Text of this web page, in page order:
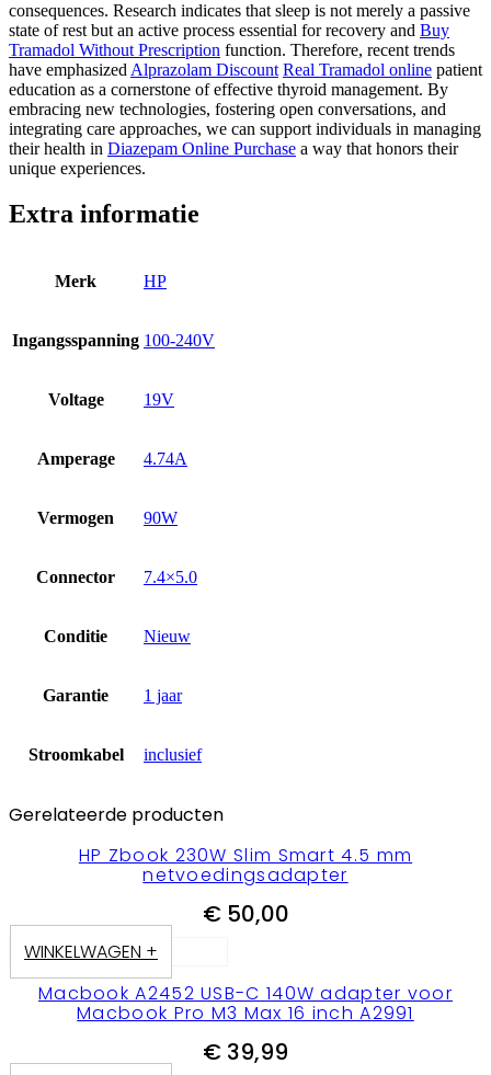
consequences. Research indicates that sleep is not merely a passive
state of rest but an active process essential for recovery and Buy
Tramadol Without Prescription function. Therefore, recent trends
have emphasized Alprazolam Discount Real Tramadol online patient
education as a cornerstone of effective thyroid management. By
embracing new technologies, fostering open conversations, and
integrating care approaches, we can support individuals in managing
their health in Diazepam Online Purchase a way that honors their
unique experiences.
Extra informatie
Merk HP
Ingangsspanning 100-240V
Voltage 19V
Amperage 4.74A
Vermogen 90W
Connector 7.4×5.0
Conditie Nieuw
Garantie 1 jaar
Stroomkabel inclusief
Gerelateerde producten
HP Zbook 230W Slim Smart 4.5 mm
netvoedingsadapter
€50,00
WINKELWAGEN +
Macbook A2452 USB-C 140W adapter voor
Macbook Pro M3 Max 16 inch A2991
€ 39,99